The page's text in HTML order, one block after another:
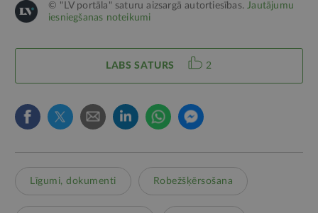
© "LV portāla" saturu aizsargā autortiesības.Jautājumu
iesniegšanas noteikumi
LABS SATURS 2
Līgumi, dokumenti Robežšķērsošana